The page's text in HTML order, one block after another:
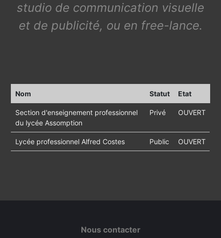
studio de communication visuelle
et de publicité, ou en free-lance.
Nom Statut Etat
Section d'enseignement professionnel
du lycée Assomption
Privé OUVERT
Lycée professionnel Alfred Costes Public OUVERT
Nous contacter